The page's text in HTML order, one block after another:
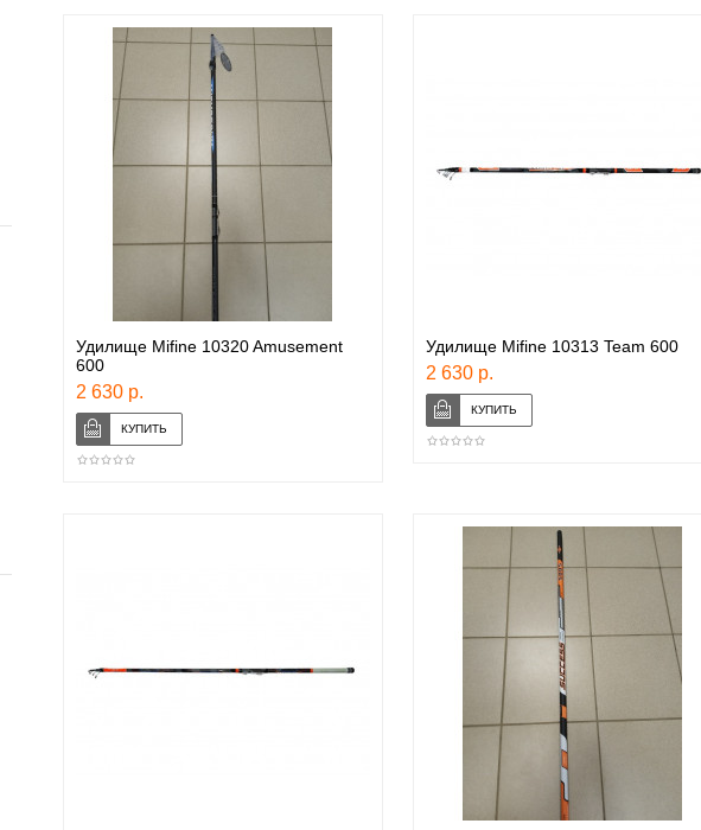
Удилище Mifine 10320 Amusement
600
2 630 р.
Удилище Mifine 10313 Team 600
2 630 р.